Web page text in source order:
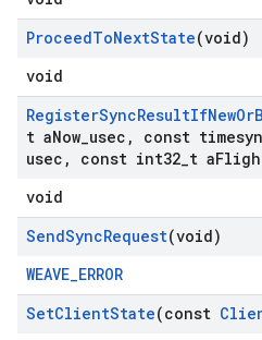
ProceedToNextState(void)
void
RegisterSyncResultIfNewOr
t aNow usec , const
usec , const int32 t a
void
SendSyncRequest(void)
WEAVE_ERROR
SetClientState(const